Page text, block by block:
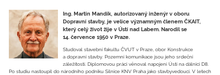
Ing. Martin Mandík, autorizovaný inženýr v oboru
Dopravní stavby, je velice významným členem ČKAIT,
který celý život žije v Ústí nad Labem. Narodil se
14. července 1950 v Praze.
Studoval stavební fakultu ČVUT v Praze, obor Konstrukce
a dopravní stavby. Pozemní komunikace jsou jeho srdeční
záležitostí. Diplomovou práci věnoval napojení Ústí na dálnici D8.
Po studiu nastoupil do národního podniku Silnice KNV Praha jako stavbyvedoucí. V letech